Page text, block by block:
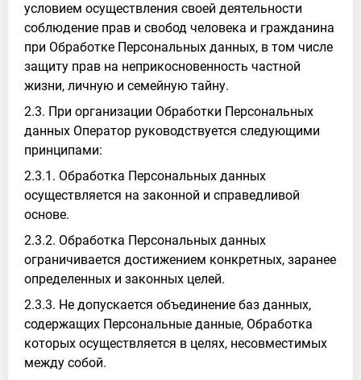
условием осуществления своей деятельности
соблюдение прав и свобод человека и гражданина
при Обработке Персональных данных, в том числе
защиту прав на неприкосновенность частной
жизни, личную и семейную тайну.
2.3. При организации Обработки Персональных
данных Оператор руководствуется следующими
принципами:
2.3.1. Обработка Персональных данных
осуществляется на законной и справедливой
основе.
2.3.2. Обработка Персональных данных
ограничивается достижением конкретных, заранее
определенных и законных целей.
2.3.3. Не допускается объединение баз данных,
содержащих Персональные данные, Обработка
которых осуществляется в целях, несовместимых
между собой.